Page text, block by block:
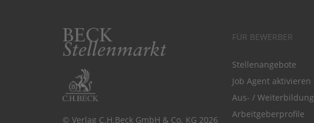
© Verlag C.H.Beck GmbH & Co. KG 2026
FÜR BEWERBER
Stellenangebote
Job Agent aktivieren
Aus- / Weiterbildung
Arbeitgeberprofile